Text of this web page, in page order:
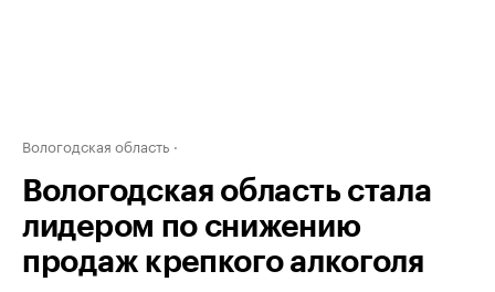
Вологодская область
Вологодская область стала
лидером по снижению
продаж крепкого алкоголя